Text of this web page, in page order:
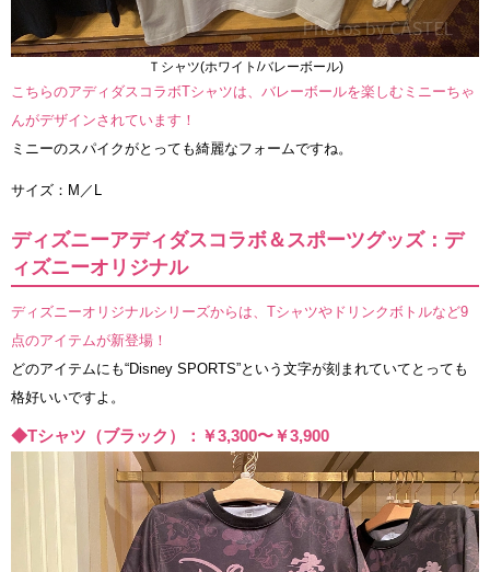
Ｔシャツ(ホワイト/バレーボール)
こちらのアディダスコラボTシャツは、バレーボールを楽しむミニーちゃ
んがデザインされています！
ミニーのスパイクがとっても綺麗なフォームですね。
サイズ：M／L
ディズニーアディダスコラボ＆スポーツグッズ：デ
ィズニーオリジナル
ディズニーオリジナルシリーズからは、Tシャツやドリンクボトルなど9
点のアイテムが新登場！
どのアイテムにも“Disney SPORTS”という文字が刻まれていてとっても
格好いいですよ。
◆Tシャツ（ブラック）：￥3,300〜￥3,900